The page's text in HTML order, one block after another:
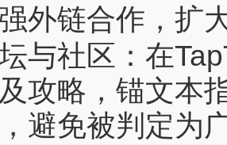
外链合作，扩
与社区‌：在
攻略，锚文本
避免被判定为